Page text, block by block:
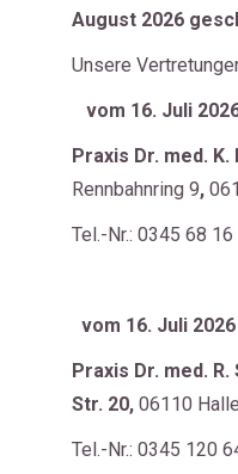
August 2026
Unsere
vom 16. Juli
Praxis Dr. med.
Rennbahnring 9,
Tel.-Nr.: 0345 68
vom 16. Juli
Praxis Dr. med.
Str. 20, 06110
Tel.-Nr.: 0345 120